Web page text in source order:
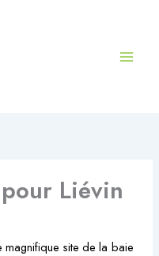
Liévin
magnifique site de la baie